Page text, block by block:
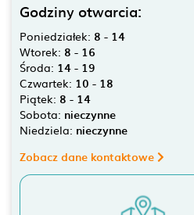
Godziny otwarcia:
Poniedziałek: 8 - 14
Wtorek: 8 - 16
Środa: 14 - 19
Czwartek: 10 - 18
Piątek: 8 - 14
Sobota: nieczynne
Niedziela: nieczynne
Zobacz dane kontaktowe